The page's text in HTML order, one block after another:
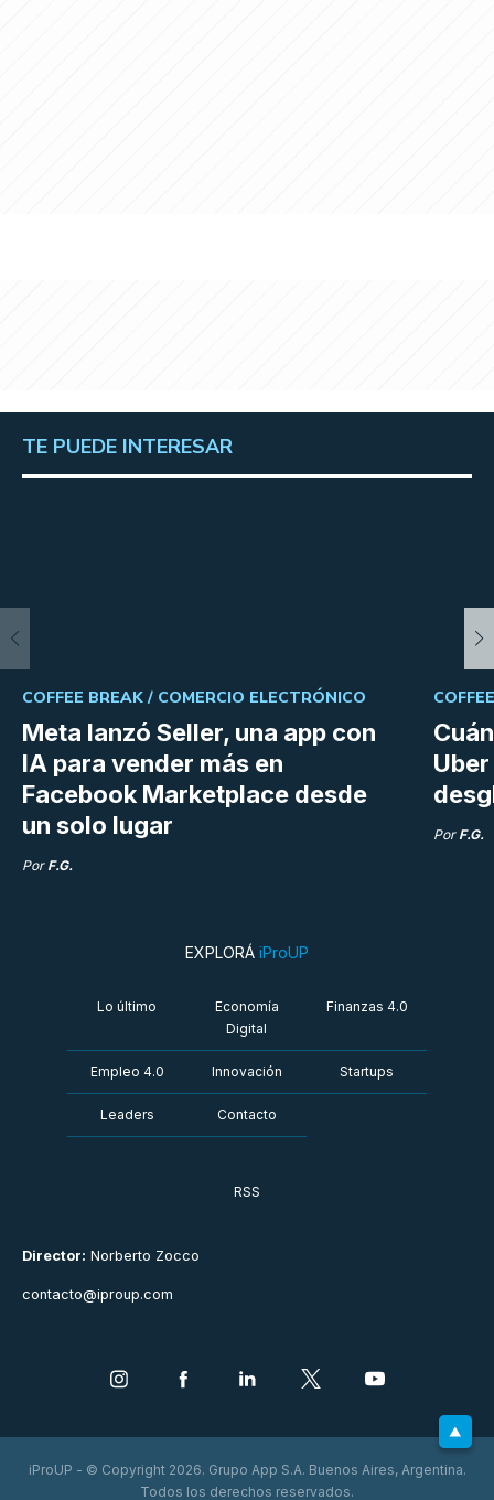
TE PUEDE INTERESAR
Meta lanzó Seller, una app con
IA para vender más en
Facebook Marketplace desde
un solo lugar
COFFEE BREAK / COMERCIO ELECTRÓNICO
Por F.G.
Por F.G.
Director: Norberto Zocco
contacto@iproup.com
EXPLORÁ iProUP
Lo último
Economía
Digital
Finanzas 4.0
Empleo 4.0 Innovación Startups
Leaders Contacto
RSS
iProUP - © Copyright 2026. Grupo App S.A. Buenos Aires, Argentina.
Todos los derechos reservados.